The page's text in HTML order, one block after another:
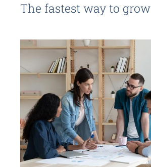
The fastest way to grow